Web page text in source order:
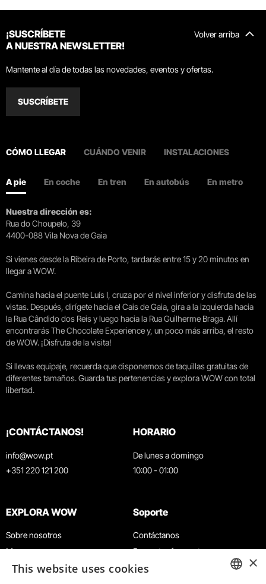
Volver arriba
¡SUSCRÍBETE
A NUESTRA NEWSLETTER!
Mantente al día de todas las novedades, eventos y ofertas.
SUSCRÍBETE
CÓMO LLEGAR CUÁNDO VENIR INSTALACIONES
A pie En coche En tren En autobús En metro
Nuestra dirección es:
Rua do Choupelo, 39
4400-088 Vila Nova de Gaia
Si vienes desde la Ribeira de Porto, tardarás entre 15 y 20 minutos en
llegar a WOW.
Camina hacia el puente Luís I, cruza por el nivel inferior y disfruta de las
vistas. Después, dirígete hacia el Cais de Gaia, gira a la izquierda hacia
la Rua Cândido dos Reis y luego hacia la Rua Guilherme Braga. Allí
encontrarás The Chocolate Experience y, un poco más arriba, el resto
de WOW. ¡Disfruta de la visita!
Si llevas equipaje, recuerda que disponemos de taquillas gratuitas de
diferentes tamaños. Guarda tus pertenencias y explora WOW con total
libertad.
¡CONTÁCTANOS!
info@wow.pt
+351 220 121 200
HORARIO
De lunes a domingo
10:00 - 01:00
EXPLORA WOW
Sobre nosotros
Museos
Agenda
Soporte
Contáctanos
Preguntas frecuentes
Términos y condiciones
×
This website uses cookies